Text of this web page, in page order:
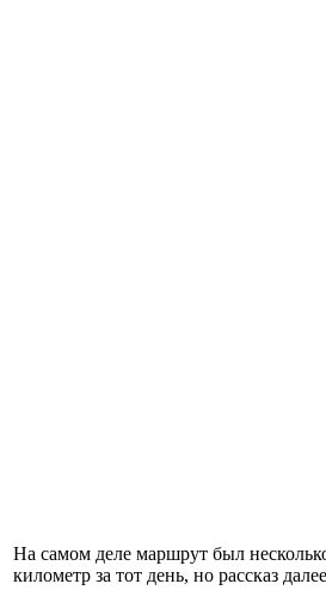
На самом деле маршрут был
километр за тот день, но рассказ